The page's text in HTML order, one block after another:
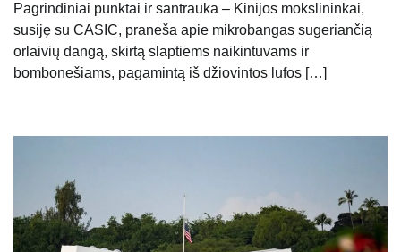
Pagrindiniai punktai ir santrauka – Kinijos mokslininkai,
susiję su CASIC, praneša apie mikrobangas sugeriančią
orlaivių dangą, skirtą slaptiems naikintuvams ir
bombonešiams, pagamintą iš džiovintos lufos […]